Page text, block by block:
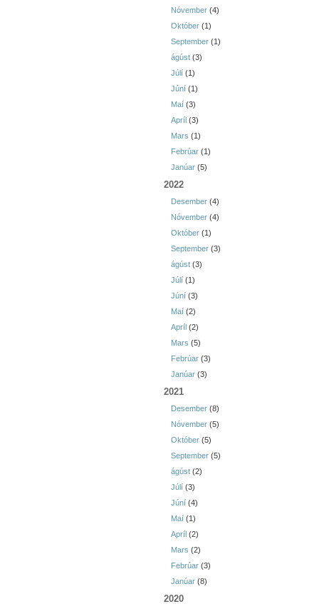
Nóvember (4)
Október (1)
September (1)
ágúst (3)
Júlí (1)
Júní (1)
Maí (3)
Apríl (3)
Mars (1)
Febrúar (1)
Janúar (5)
2022
Desember (4)
Nóvember (4)
Október (1)
September (3)
ágúst (3)
Júlí (1)
Júní (3)
Maí (2)
Apríl (2)
Mars (5)
Febrúar (3)
Janúar (3)
2021
Desember (8)
Nóvember (5)
Október (5)
September (5)
ágúst (2)
Júlí (3)
Júní (4)
Maí (1)
Apríl (2)
Mars (2)
Febrúar (3)
Janúar (8)
2020